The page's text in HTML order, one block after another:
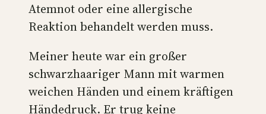
Atemnot oder eine allergische
Reaktion behandelt werden muss.
Meiner heute war ein großer
schwarzhaariger Mann mit warmen
weichen Händen und einem kräftigen
Händedruck. Er trug keine